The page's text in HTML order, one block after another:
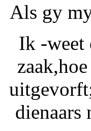
Als gy
Ik -weet
dienaars